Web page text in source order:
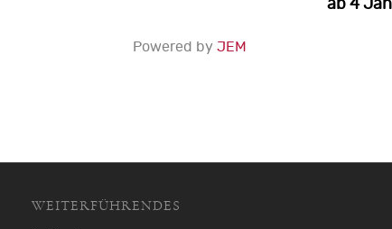
ab 4
Powered by JEM
WEITERFÜHRENDES